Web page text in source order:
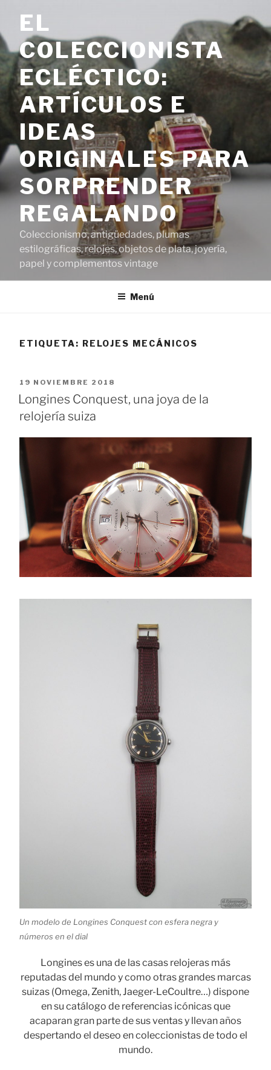
contenido
EL
COLECCIONISTA
ECLÉCTICO:
ARTÍCULOS E
IDEAS
ORIGINALES PARA
SORPRENDER
REGALANDO
Coleccionismo, antigüedades, plumas
estilográficas, relojes, objetos de plata, joyería,
papel y complementos vintage
Menú
ETIQUETA: RELOJES MECÁNICOS
PUBLICADO
EL
19 NOVIEMBRE 2018
Longines Conquest, una joya de la
relojería suiza
Un modelo de Longines Conquest con esfera negra y
números en el dial
Longines es una de las casas relojeras más
reputadas del mundo y como otras grandes marcas
suizas (Omega, Zenith, Jaeger-LeCoultre…) dispone
en su catálogo de referencias icónicas que
acaparan gran parte de sus ventas y llevan años
despertando el deseo en coleccionistas de todo el
mundo.